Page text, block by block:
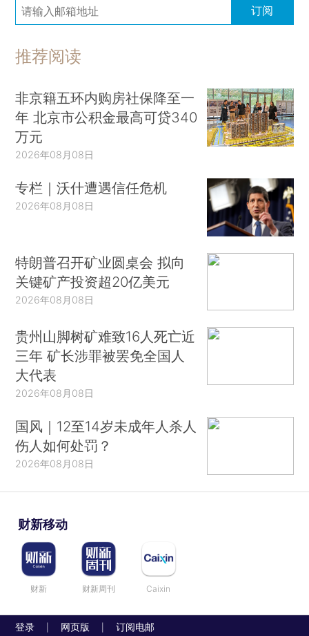
订阅
推荐阅读
非京籍五环内购房社保降至一
年 北京市公积金最高可贷340
万元
2026年08月08日
专栏｜沃什遭遇信任危机
2026年08月08日
特朗普召开矿业圆桌会 拟向
关键矿产投资超20亿美元
2026年08月08日
贵州山脚树矿难致16人死亡近
三年 矿长涉罪被罢免全国人
大代表
2026年08月08日
国风｜12至14岁未成年人杀人
伤人如何处罚？
2026年08月08日
财新移动
财新 财新周刊 Caixin
登录 网页版 订阅电邮